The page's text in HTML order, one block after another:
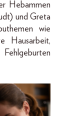
Hebammen
und Greta
wie
Hausarbeit,